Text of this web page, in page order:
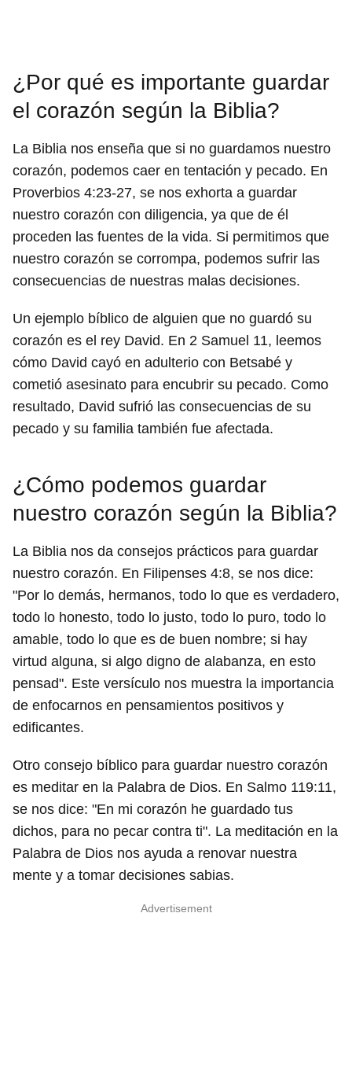
¿Por qué es importante guardar
el corazón según la Biblia?
La Biblia nos enseña que si no guardamos nuestro
corazón, podemos caer en tentación y pecado. En
Proverbios 4:23-27, se nos exhorta a guardar
nuestro corazón con diligencia, ya que de él
proceden las fuentes de la vida. Si permitimos que
nuestro corazón se corrompa, podemos sufrir las
consecuencias de nuestras malas decisiones.
Un ejemplo bíblico de alguien que no guardó su
corazón es el rey David. En 2 Samuel 11, leemos
cómo David cayó en adulterio con Betsabé y
cometió asesinato para encubrir su pecado. Como
resultado, David sufrió las consecuencias de su
pecado y su familia también fue afectada.
¿Cómo podemos guardar
nuestro corazón según la Biblia?
La Biblia nos da consejos prácticos para guardar
nuestro corazón. En Filipenses 4:8, se nos dice:
"Por lo demás, hermanos, todo lo que es verdadero,
todo lo honesto, todo lo justo, todo lo puro, todo lo
amable, todo lo que es de buen nombre; si hay
virtud alguna, si algo digno de alabanza, en esto
pensad". Este versículo nos muestra la importancia
de enfocarnos en pensamientos positivos y
edificantes.
Otro consejo bíblico para guardar nuestro corazón
es meditar en la Palabra de Dios. En Salmo 119:11,
se nos dice: "En mi corazón he guardado tus
dichos, para no pecar contra ti". La meditación en la
Palabra de Dios nos ayuda a renovar nuestra
mente y a tomar decisiones sabias.
Advertisement